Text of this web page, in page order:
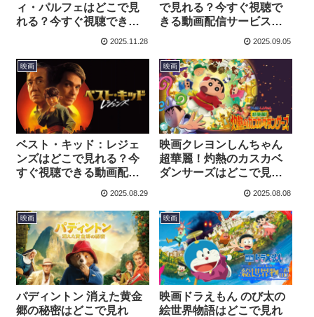
ィ・パルフェはどこで見
れる？今すぐ視聴できる
動画配信サービスを紹
2025.11.28
で見れる？今すぐ視聴で
きる動画配信サービスを
2025.09.05
映画
ベスト・キッド：レジェ
ンズはどこで見れる？今
すぐ視聴できる動画配信
2025.08.29
映画
映画クレヨンしんちゃん
超華麗！灼熱のカスカベ
ダンサーズはどこで見れ
画配信サービスを紹介！
2025.08.08
映画
パディントン 消えた黄金
郷の秘密はどこで見れ
映画
映画ドラえもん のび太の
絵世界物語はどこで見れ